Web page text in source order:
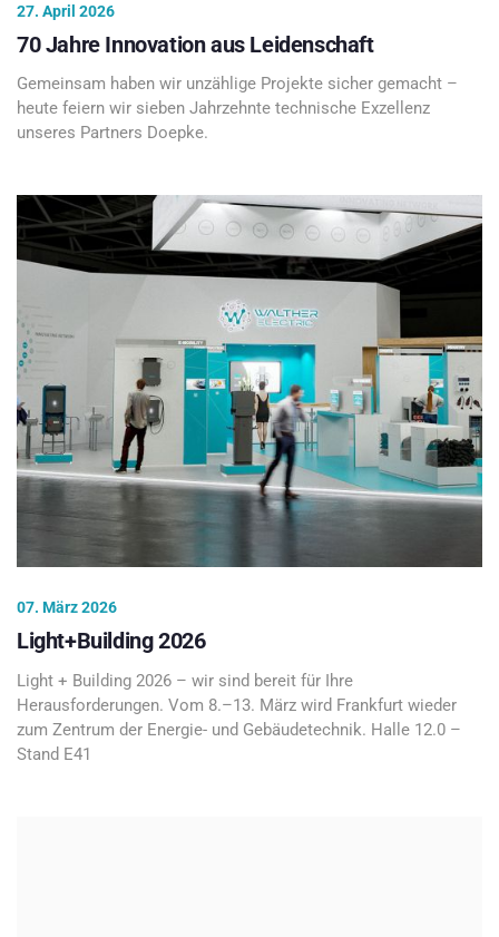
27. April 2026
70 Jahre Innovation aus Leidenschaft
Gemeinsam haben wir unzählige Projekte sicher gemacht –
heute feiern wir sieben Jahrzehnte technische Exzellenz
unseres Partners Doepke.
07. März 2026
Light+Building 2026
Light + Building 2026 – wir sind bereit für Ihre
Herausforderungen. Vom 8.–13. März wird Frankfurt wieder
zum Zentrum der Energie- und Gebäudetechnik. Halle 12.0 –
Stand E41